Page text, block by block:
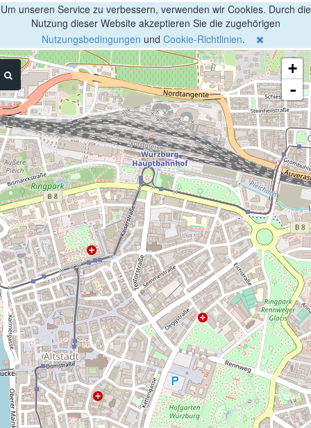
Um unseren Service zu verbessern, verwenden wir Cookies. Durch die
Nutzung dieser Website akzeptieren Sie die zugehörigen
Nutzungsbedingungen und Cookie-Richtlinien.
+
-